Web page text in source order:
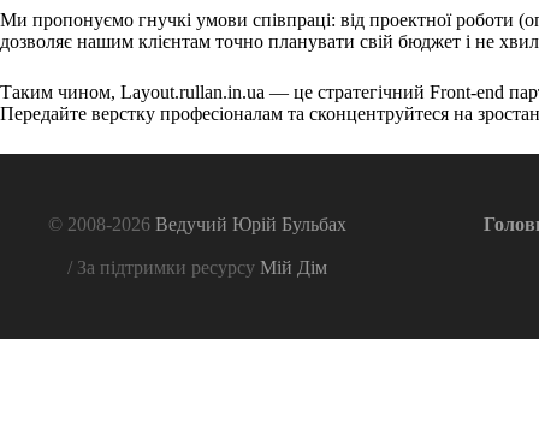
Ми пропонуємо гнучкі умови співпраці: від проектної роботи
дозволяє нашим клієнтам точно планувати свій бюджет і не
Таким чином, Layout.rullan.in.ua — це стратегічний Front-end
Передайте верстку професіоналам та сконцентруйтеся на
© 2008-2026 Ведучий Юрій Бульбах
/ За підтримки ресурсу Мій Дім